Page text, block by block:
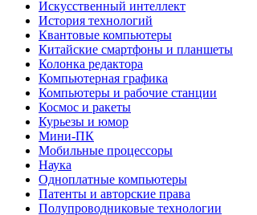
Искусственный интеллект
История технологий
Квантовые компьютеры
Китайские смартфоны и планшеты
Колонка редактора
Компьютерная графика
Компьютеры и рабочие станции
Космос и ракеты
Курьезы и юмор
Мини-ПК
Мобильные процессоры
Наука
Одноплатные компьютеры
Патенты и авторские права
Полупроводниковые технологии